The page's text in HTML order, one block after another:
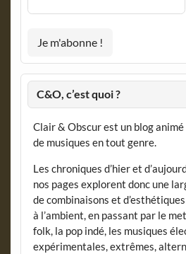
C&O, c’est quoi ?
Clair & Obscur est un blog
de musiques en tout genre.
Les chroniques d’hier et
nos pages explorent donc une
de combinaisons et
à l’ambient, en passant par le
folk, la pop indé, les musiques
expérimentales, extrêmes,